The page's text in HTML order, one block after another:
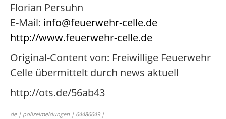
Florian Persuhn
E-Mail: info@feuerwehr-celle.de
http://www.feuerwehr-celle.de
Original-Content von: Freiwillige Feuerwehr
Celle übermittelt durch news aktuell
http://ots.de/56ab43
de | polizeimeldungen | 64486649 |